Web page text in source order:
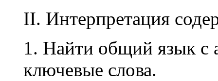
II. Интерпретация
1. Найти общий язык с
ключевые слова.